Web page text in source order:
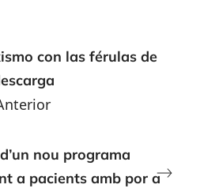
con las férulas de
nou programa
a pacients amb por a